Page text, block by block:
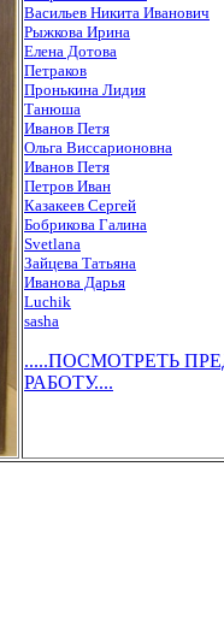
Васильев Никита Иванович
Рыжкова Ирина
Елена Дотова
Петраков
Пронькина Лидия
Танюша
Иванов Петя
Ольга Виссарионовна
Иванов Петя
Петров Иван
Казакеев Сергей
Бобрикова Галина
Svetlana
Зайцева Татьяна
Иванова Дарья
Luchik
sasha
.....ПОСМОТРЕТЬ
РАБОТУ....